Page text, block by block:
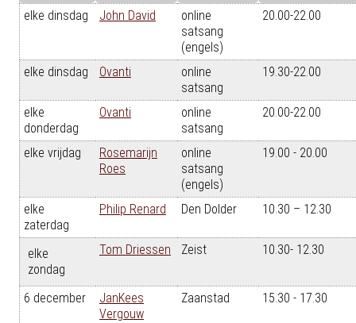
elke dinsdag John David
online
satsang
(engels)
20.00-22.00
elke dinsdag Ovanti
online
satsang
19.30-22.00
elke
donderdag
Ovanti
online
satsang
20.00-22.00
elke vrijdag
Rosemarijn
Roes
online
satsang
(engels)
19.00 - 20.00
elke
zaterdag
Philip Renard Den Dolder 10.30 – 12.30
elke
zondag
Tom Driessen Zeist 10.30- 12.30
6 december
JanKees
Vergouw
Zaanstad 15.30 - 17.30